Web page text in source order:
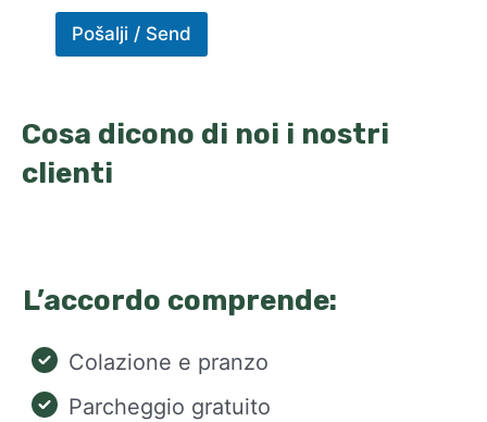
Pošalji / Send
Cosa dicono di noi i nostri
clienti
L’accordo comprende:
Colazione e pranzo
Parcheggio gratuito